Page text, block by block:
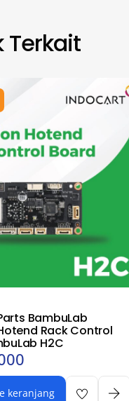
Terkait
BambuLab
Rack Control
H2C
keranjang